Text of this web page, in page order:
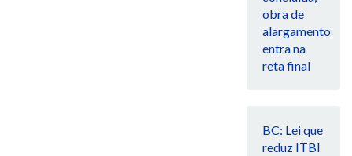
obra de
alargamento
entra na
reta final
BC: Lei que
reduz ITBI